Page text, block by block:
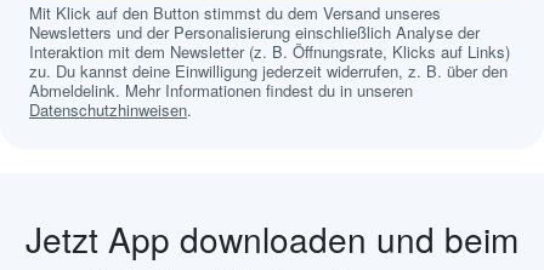
Mit Klick auf den Button stimmst du dem Versand unseres
Newsletters und der Personalisierung einschließlich Analyse der
Interaktion mit dem Newsletter (z. B. Öffnungsrate, Klicks auf Links)
zu. Du kannst deine Einwilligung jederzeit widerrufen, z. B. über den
Abmeldelink. Mehr Informationen findest du in unseren
Datenschutzhinweisen.
Jetzt App downloaden und beim